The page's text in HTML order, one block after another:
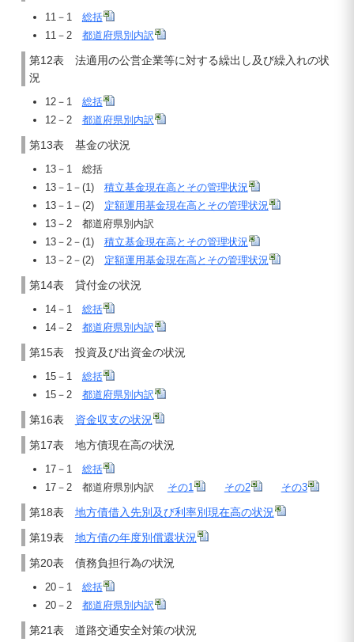
11－1 総括
11－2 都道府県別内訳
第12表 法適用の公営企業等に対する繰出し及び繰入れの状
況
12－1 総括
12－2 都道府県別内訳
第13表 基金の状況
13－1 総括
13－1－(1) 積立基金現在高とその管理状況
13－1－(2) 定額運用基金現在高とその管理状況
13－2 都道府県別内訳
13－2－(1) 積立基金現在高とその管理状況
13－2－(2) 定額運用基金現在高とその管理状況
第14表 貸付金の状況
14－1 総括
14－2 都道府県別内訳
第15表 投資及び出資金の状況
15－1 総括
15－2 都道府県別内訳
第16表 資金収支の状況
第17表 地方債現在高の状況
17－1 総括
17－2 都道府県別内訳 その1 その2 その3
第18表 地方債借入先別及び利率別現在高の状況
第19表 地方債の年度別償還状況
第20表 債務負担行為の状況
20－1 総括
20－2 都道府県別内訳
第21表 道路交通安全対策の状況